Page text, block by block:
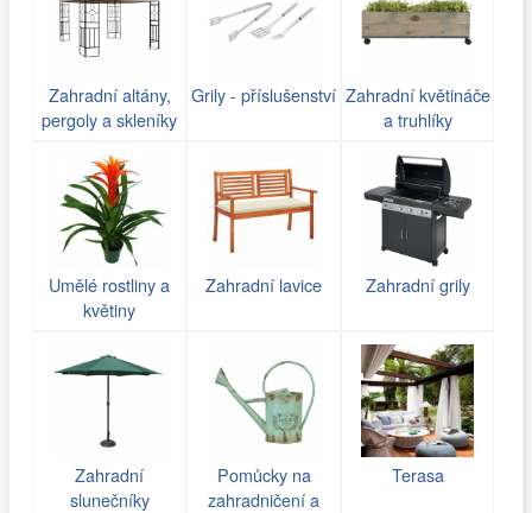
Zahradní altány,
pergoly a skleníky
Grily - příslušenství Zahradní květináče
a truhlíky
Umělé rostliny a
květiny
Zahradní lavice Zahradní grily
Zahradní
slunečníky
Pomůcky na
zahradničení a
Terasa